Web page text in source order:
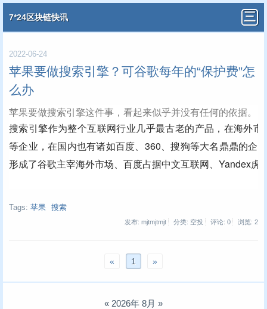
7*24区块链快讯
2022-06-24
苹果要做搜索引擎？可谷歌每年的“保护费”怎
么办
苹果要做搜索引擎这件事，看起来似乎并没有任何的依据。
搜索引擎作为整个互联网行业几乎最古老的产品，在海外
等企业，在国内也有诸如百度、360、搜狗等大名鼎鼎的企
形成了谷歌主宰海外市场、百度占据中文互联网、Yandex虎
Tags: 苹果 搜索
发布: mjtmjtmjt 分类: 空投 评论: 0 浏览: 2
« 1 »
« 2026年 8月 »